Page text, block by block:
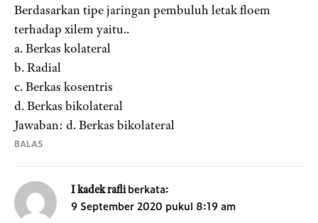
Berdasarkan tipe jaringan pembuluh letak floem
terhadap xilem yaitu..
a. Berkas kolateral
b. Radial
c. Berkas kosentris
d. Berkas bikolateral
Jawaban: d. Berkas bikolateral
BALAS
I kadek rafli berkata:
9 September 2020 pukul 8:19 am